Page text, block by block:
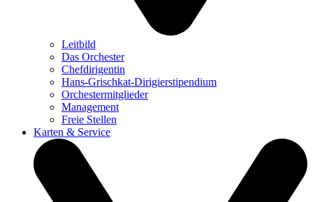
Leitbild
Das Orchester
Chefdirigentin
Hans-Grischkat-Dirigierstipendium
Orchestermitglieder
Management
Freie Stellen
Karten & Service